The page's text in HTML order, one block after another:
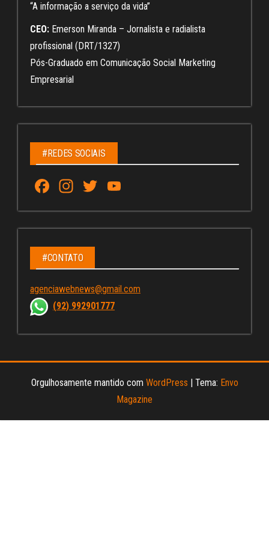
“A informação a serviço da vida”
CEO: Emerson Miranda – Jornalista e radialista
profissional (DRT/1327)
Pós-Graduado em Comunicação Social Marketing
Empresarial
#REDES SOCIAIS
Fa
ce
bo
ok
In
st
ag
ra
m
T
wi
tt
u
Tu
C
ha
nn
#CONTATO
agenciawebnews@gmail.com
(92) 992901777
Orgulhosamente mantido com WordPress Tema: Envo
Magazine